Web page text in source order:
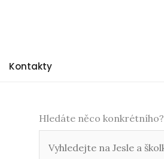
Kontakty
Hledáte něco konkrétního?